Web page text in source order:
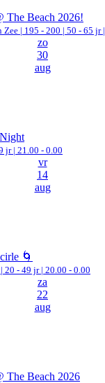
The Beach 2026!
Zee | 195 - 200 | 50 - 65 jr |
zo
30
aug
jr | 21.00 - 0.00
vr
14
aug
🌀
20 - 49 jr | 20.00 - 0.00
za
22
aug
The Beach 2026